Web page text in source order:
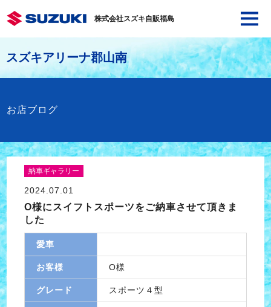
株式会社スズキ自販福島
スズキアリーナ郡山南
お店ブログ
納車ギャラリー
2024.07.01
O様にスイフトスポーツをご納車させて頂きま
した
愛車
お客様 O様
グレード スポーツ４型